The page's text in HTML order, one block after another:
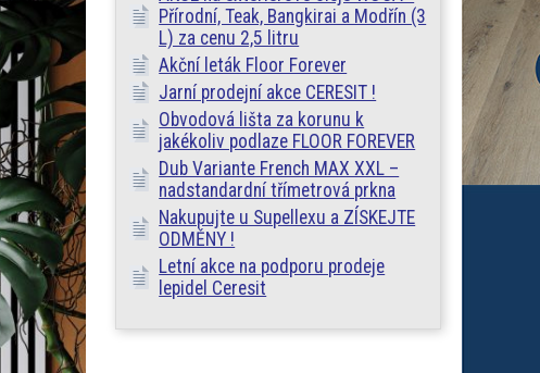
Přírodní, Teak, Bangkirai a Modřín (3
L) za cenu 2,5 litru
Akční leták Floor Forever
Jarní prodejní akce CERESIT !
Obvodová lišta za korunu k
jakékoliv podlaze FLOOR FOREVER
Dub Variante French MAX XXL –
nadstandardní třímetrová prkna
Nakupujte u Supellexu a ZÍSKEJTE
ODMĚNY !
Letní akce na podporu prodeje
lepidel Ceresit